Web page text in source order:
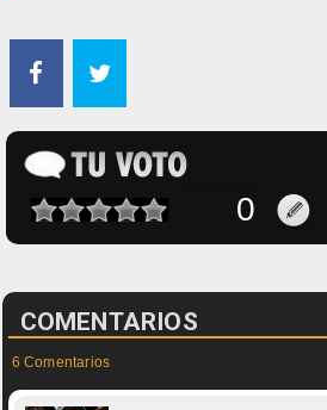
COMENTARIOS
6 Comentarios